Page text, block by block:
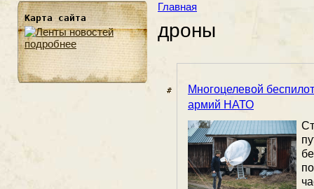
Карта сайта
подробнее
Главная
дроны
Многоцелевой
армий НАТО